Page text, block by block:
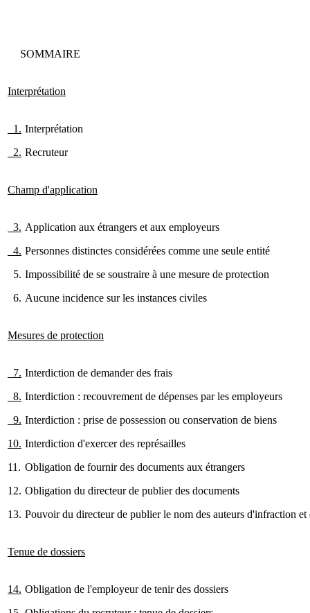
SOMMAIRE
Interprétation
1.
2.
Interprétation
Recruteur
Champ d'application
3.
4.
5.
6.
Application aux étrangers et aux employeurs
Personnes distinctes considérées comme une seule entité
Impossibilité de se soustraire à une mesure de protection
Aucune incidence sur les instances civiles
Mesures de protection
7.
8.
9.
10.
11.
12.
13.
Interdiction de demander des frais
Interdiction : recouvrement de dépenses par les employeurs
Interdiction : prise de possession ou conservation de biens
Interdiction d'exercer des représailles
Obligation de fournir des documents aux étrangers
Obligation du directeur de publier des documents
Pouvoir du directeur de publier le nom des auteurs d'infraction et
Tenue de dossiers
14. Obligation de l'employeur de tenir des dossiers